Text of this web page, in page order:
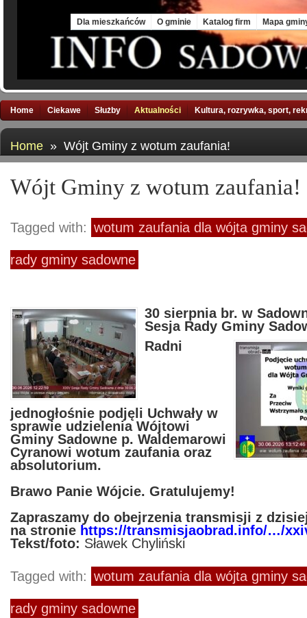
Dla mieszkańców O gminie Katalog firm Mapa
Home Ciekawe Służby Aktualności Kultura, rozrywka, sport,
Home » Wójt Gminy z wotum zaufania!
Wójt Gminy z wotum zaufania!
Tagged with: wotum zaufania dla wójta gminy
rady gminy sadowne
30 sierpnia br. w
Sesja Rady Gminy
Radni
jednogłośnie podjęli Uchwały w
sprawie udzielenia Wójtowi
Gminy Sadowne p. Waldemarowi
Cyranowi wotum zaufania oraz
absolutorium.
Brawo Panie Wójcie. Gratulujemy!
Zapraszamy do obejrzenia transmisji z
na stronie https://transmisjaobrad.info/…/
Tekst/foto: Sławek Chyliński
Tagged with: wotum zaufania dla wójta gminy
rady gminy sadowne